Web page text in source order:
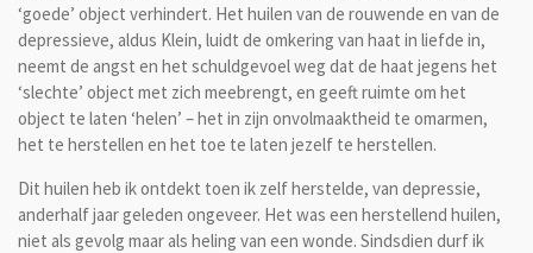
‘goede’ object verhindert. Het huilen van de rouwende en van de
depressieve, aldus Klein, luidt de omkering van haat in liefde in,
neemt de angst en het schuldgevoel weg dat de haat jegens het
‘slechte’ object met zich meebrengt, en geeft ruimte om het
object te laten ‘helen’ – het in zijn onvolmaaktheid te omarmen,
het te herstellen en het toe te laten jezelf te herstellen.
Dit huilen heb ik ontdekt toen ik zelf herstelde, van depressie,
anderhalf jaar geleden ongeveer. Het was een herstellend huilen,
niet als gevolg maar als heling van een wonde. Sindsdien durf ik